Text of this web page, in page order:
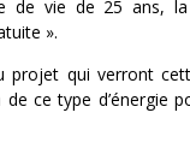
de vie de 25 ans,
».
qui verront
ce type d’énergie